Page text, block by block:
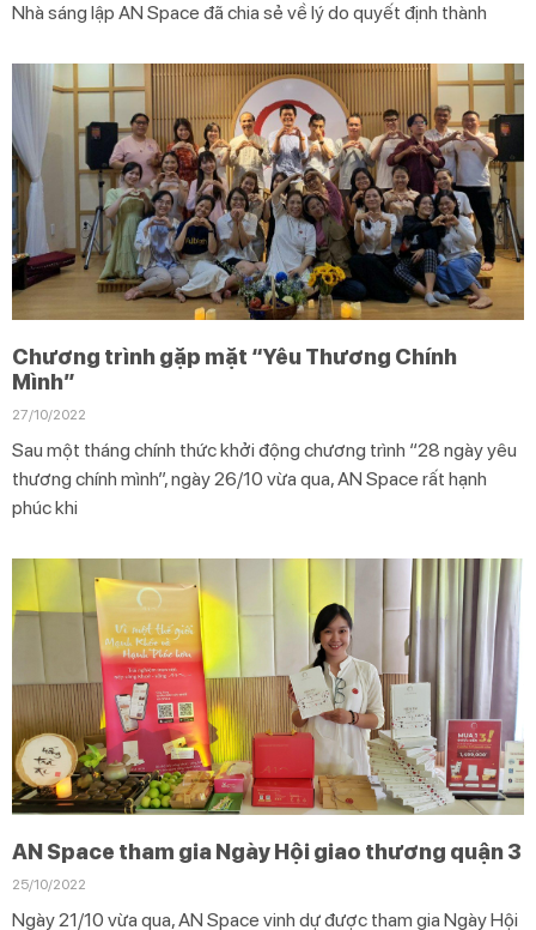
Nhà sáng lập AN Space đã chia sẻ về lý do quyết định thành
Chương trình gặp mặt “Yêu Thương Chính
Mình”
27/10/2022
Sau một tháng chính thức khởi động chương trình “28 ngày yêu
thương chính mình”, ngày 26/10 vừa qua, AN Space rất hạnh
phúc khi
AN Space tham gia Ngày Hội giao thương quận 3
25/10/2022
Ngày 21/10 vừa qua, AN Space vinh dự được tham gia Ngày Hội